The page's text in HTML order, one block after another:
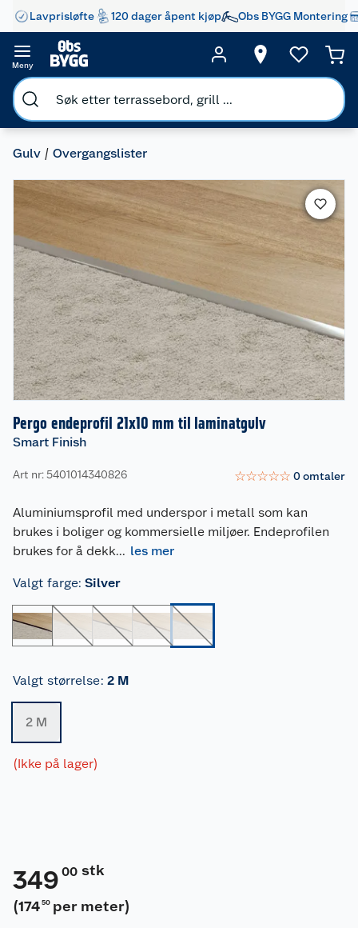
Lavprisløfte 120 dager åpent kjøp Obs BYGG Montering
Meny
Gulv Overgangslister
Pergo endeprofil 21x10 mm til laminatgulv
Smart Finish
Art nr: 5401014340826 ☆☆☆☆☆ 0omtaler
Aluminiumsprofil med underspor i metall som kan
brukes i boliger og kommersielle miljøer. Endeprofilen
brukes for å dekk... les mer
Valgt farge: Silver
Valgt størrelse: 2 M
2 M
(Ikke på lager)
349 00 stk
(174 50 per meter)